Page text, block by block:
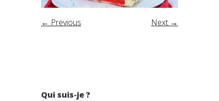
← Previous Next →
Qui suis-je ?